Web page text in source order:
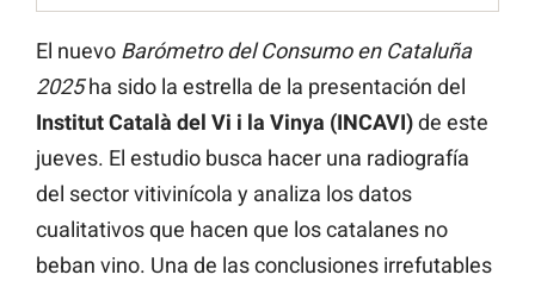
El nuevo Barómetro del Consumo en Cataluña
2025ha sido la estrella de la presentación del
Institut Català del Vi i la Vinya (INCAVI)de este
jueves. El estudio busca hacer una radiografía
del sector vitivinícola y analiza los datos
cualitativos que hacen que los catalanes no
beban vino. Una de las conclusiones irrefutables